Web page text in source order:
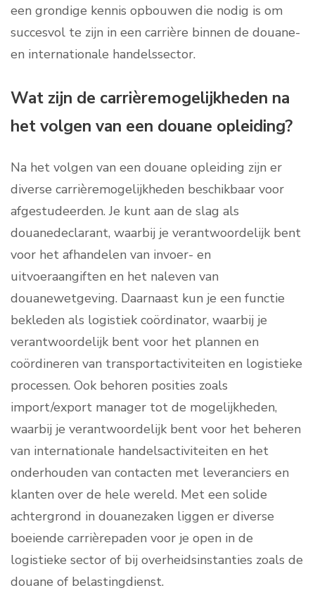
een grondige kennis opbouwen die nodig is om
succesvol te zijn in een carrière binnen de douane-
en internationale handelssector.
Wat zijn de carrièremogelijkheden na
het volgen van een douane opleiding?
Na het volgen van een douane opleiding zijn er
diverse carrièremogelijkheden beschikbaar voor
afgestudeerden. Je kunt aan de slag als
douanedeclarant, waarbij je verantwoordelijk bent
voor het afhandelen van invoer- en
uitvoeraangiften en het naleven van
douanewetgeving. Daarnaast kun je een functie
bekleden als logistiek coördinator, waarbij je
verantwoordelijk bent voor het plannen en
coördineren van transportactiviteiten en logistieke
processen. Ook behoren posities zoals
import/export manager tot de mogelijkheden,
waarbij je verantwoordelijk bent voor het beheren
van internationale handelsactiviteiten en het
onderhouden van contacten met leveranciers en
klanten over de hele wereld. Met een solide
achtergrond in douanezaken liggen er diverse
boeiende carrièrepaden voor je open in de
logistieke sector of bij overheidsinstanties zoals de
douane of belastingdienst.